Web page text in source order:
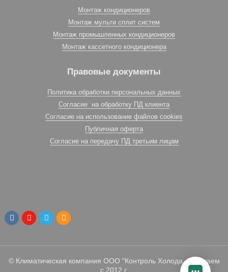
Монтаж кондиционеров
Монтаж мульти сплит систем
Монтаж промышленных кондиционеров
Монтаж кассетного кондиционера
Правовые документы
Политика обработки персональных данных
Согласие на обработку ПД клиента
Согласие на использование файлов cookies
Публичная оферта
Согласие на передачу ПД третьим лицам
© Климатическая компания ООО "Контроль Холода. Работаем
с 2012 г.